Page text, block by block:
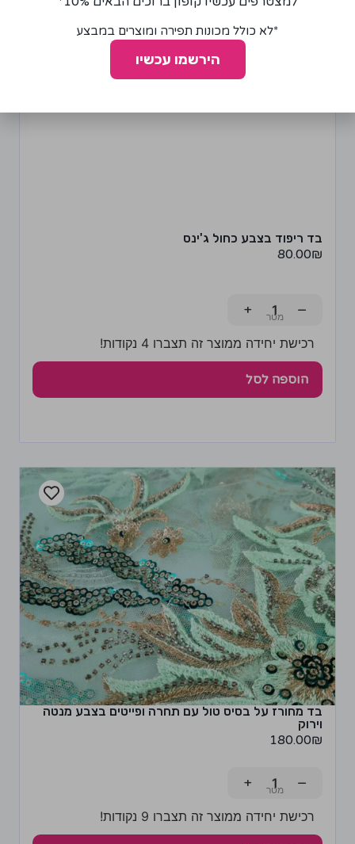
בד ריפוד בצבע כחול ג'ינס
80.00₪
−
+
רכישת יחידה ממוצר זה תצברו 4 נקודות!
הוספה לסל
בד מחורז על בסיס טול עם תחרה ופייטים בצבע מנטה
וירוק
180.00₪
−
+
רכישת יחידה ממוצר זה תצברו 9 נקודות!
*לא כולל מכונות תפירה ומוצרים במבצע
הירשמו עכשיו